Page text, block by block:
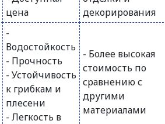
цена
декорирования
-
Водостойкость
- Прочность
- Устойчивость
к грибкам и
плесени
- Легкость в
- Более высокая
стоимость по
сравнению с
другими
материалами